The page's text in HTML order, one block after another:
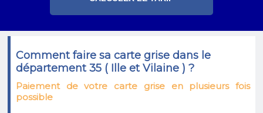
Comment faire sa carte grise dans le
département 35 ( Ille et Vilaine ) ?
Paiement de votre carte grise en plusieurs fois
possible